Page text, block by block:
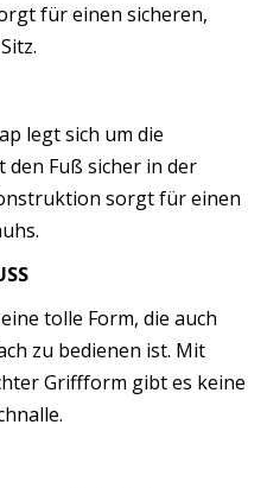
für einen sicheren,
legt sich um die
Fuß sicher in der
sorgt für einen
tolle Form, die auch
zu bedienen ist. Mit
Griffform gibt es keine